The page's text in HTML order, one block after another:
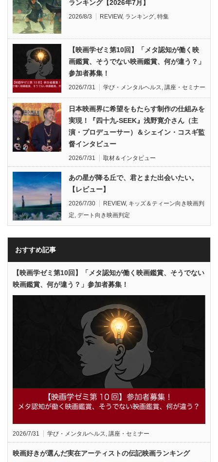
ランキング【2026年7月】
2026/8/3 REVIEW, ランキング 特集
【映画学ゼミ第10回】「メタ認知が働く映
画鑑賞、そうでない映画鑑賞、何が違う？」
参加者募集！
2026/7/31 学び・メンタルヘルス 講座・セミナー
日本映画界に希望をもたらす制作の仕組みを
実現！『四十九-SEEK』浅野寛介さん（主
演・プロデューサー）＆シェイン・コスギ監
督インタビュー
2026/7/31 取材＆インタビュー
あの星が降る丘で、君とまた出会いたい。
【レビュー】
2026/7/30 REVIEW, キッズ＆ティーン向き映画判
定 デート向き映画判定
おすすめ記事
【映画学ゼミ第10回】「メタ認知が働く映画鑑賞、そうでない
映画鑑賞、何が違う？」参加者募集！
2026/7/31 学び・メンタルヘルス 講座・セミナー
映画好きが選んだ実在アーティストの伝記映画ランキング